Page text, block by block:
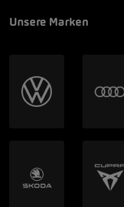
Unsere Marken